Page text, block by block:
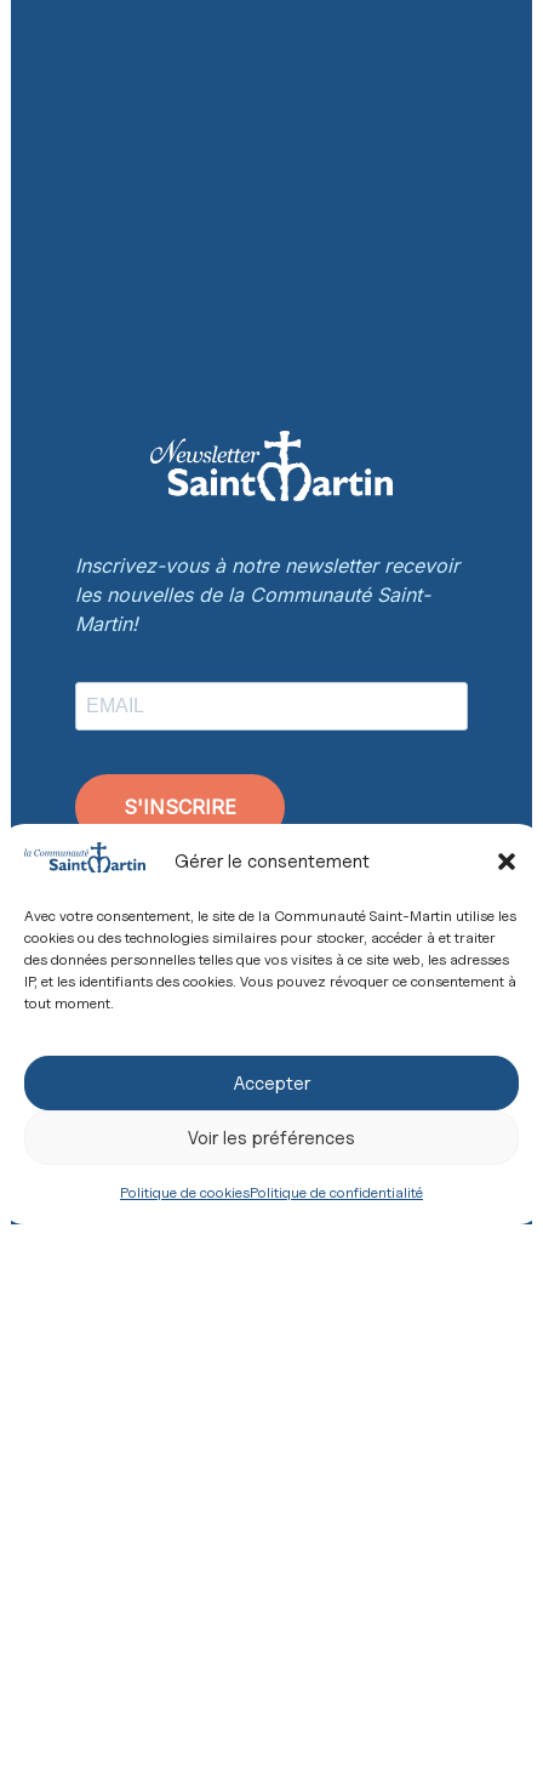
Gérer le consentement
Avec votre consentement, le site de la Communauté Saint-Martin utilise les
cookies ou des technologies similaires pour stocker, accéder à et traiter
des données personnelles telles que vos visites à ce site web, les adresses
IP, et les identifiants des cookies. Vous pouvez révoquer ce consentement à
tout moment.
Accepter
Voir les préférences
Politique de cookiesPolitique de confidentialité
Inscrivez-vous à notre newsletter recevoir
les nouvelles de la Communauté Saint-
Martin!
S'INSCRIRE